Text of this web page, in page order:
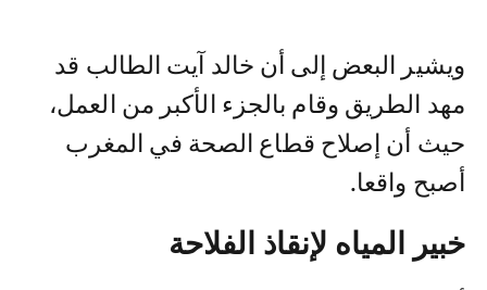
ويشير البعض إلى أن خالد آيت الطالب قد
مهد الطريق وقام بالجزء الأكبر من العمل،
حيث أن إصلاح قطاع الصحة في المغرب
أصبح واقعا.
خبير المياه لإنقاذ الفلاحة